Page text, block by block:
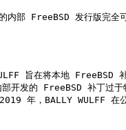
部 FreeBSD 发行版完
旨在将本地 FreeBSD
开发的 FreeBSD 补丁过
年，BALLY WULFF 在公